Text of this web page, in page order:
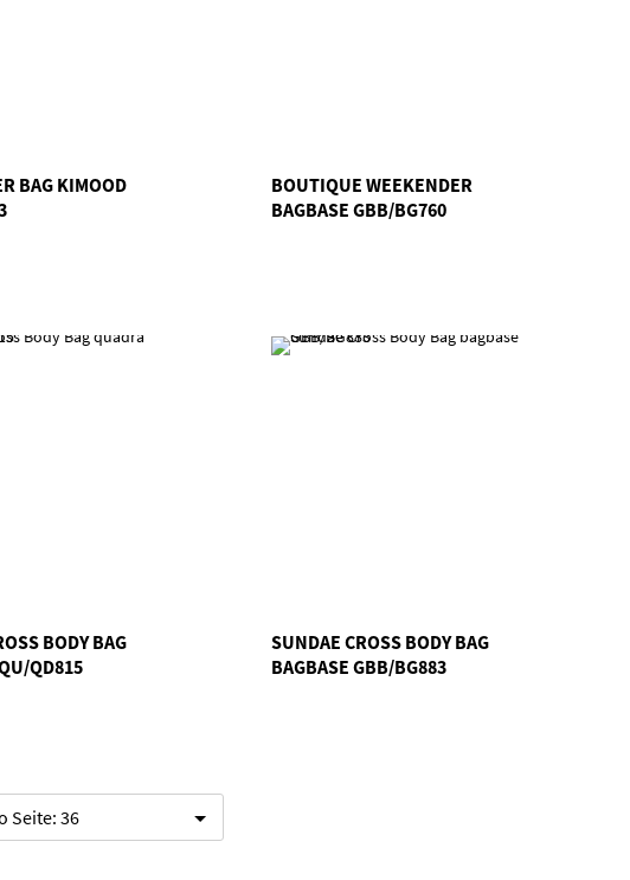
BAG KIMOOD
BOUTIQUE WEEKENDER
BAGBASE GBB/BG760
BODY BAG
QD815
SUNDAE CROSS BODY BAG
BAGBASE GBB/BG883
Seite: 36